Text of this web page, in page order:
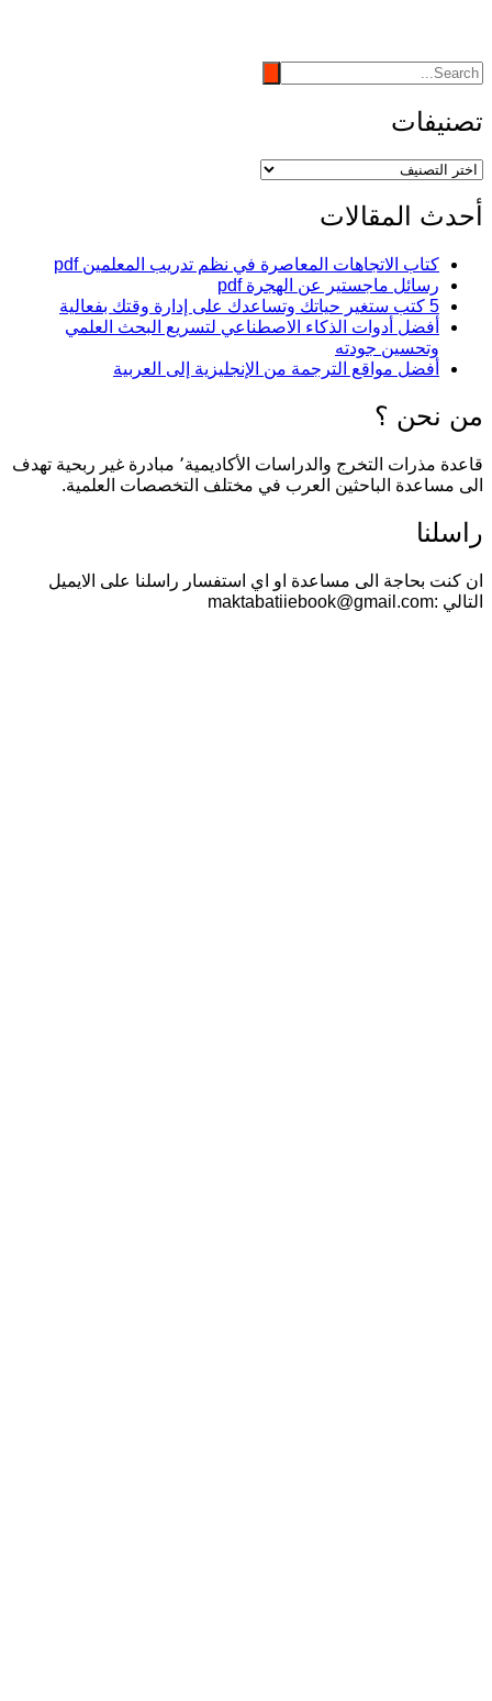
تصنيفات
تصنيفات
أحدث المقالات
كتاب الاتجاهات المعاصرة في نظم تدريب المعلمين pdf
رسائل ماجستير عن الهجرة pdf
5 كتب ستغير حياتك وتساعدك على إدارة وقتك بفعالية
أفضل أدوات الذكاء الاصطناعي لتسريع البحث العلمي
وتحسين جودته
أفضل مواقع الترجمة من الإنجليزية إلى العربية
من نحن ؟
قاعدة مذرات التخرج والدراسات الأكاديمية٬ مبادرة غير ربحية تهدف
الى مساعدة الباحثين العرب في مختلف التخصصات العلمية.
راسلنا
ان كنت بحاجة الى مساعدة او اي استفسار راسلنا على الايميل
التالي :maktabatiiebook@gmail.com